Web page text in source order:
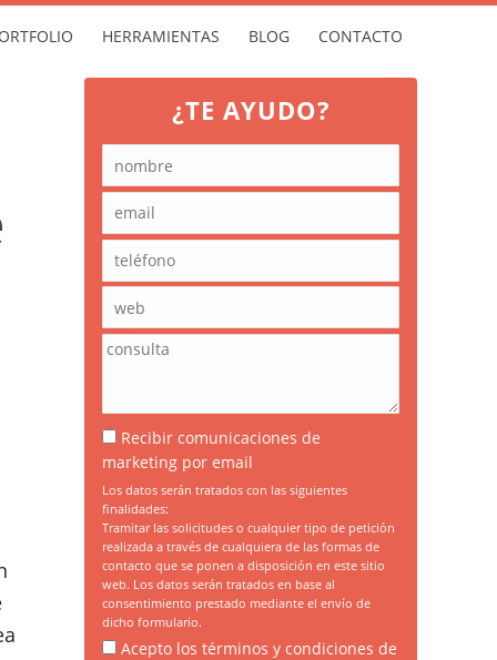
HERRAMIENTAS BLOG CONTACTO
¿TE AYUDO?
Recibir comunicaciones de
marketing por email
Los datos serán tratados con las siguientes
finalidades:
Tramitar las solicitudes o cualquier tipo de petición
realizada a través de cualquiera de las formas de
contacto que se ponen a disposición en este sitio
web. Los datos serán tratados en base al
consentimiento prestado mediante el envío de
dicho formulario.
Acepto los términos y condiciones de